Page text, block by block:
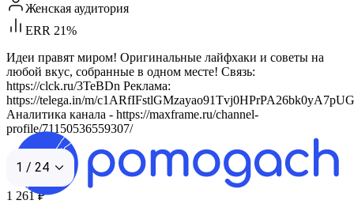
Женская аудитория
ERR 21%
Идеи правят миром! Оригинальные лайфхаки и советы на
любой вкус, собранные в одном месте! Связь:
https://clck.ru/3TeBDn Реклама:
https://telega.in/m/
Аналитика канала - https://maxframe.ru/channel-
profile/71150536559307/
1 / 24
1 261 ₽